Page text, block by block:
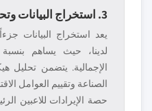
3. استخراج البيانات وتحليل السوق
يعد استخراج البيانات
الإجمالية. يتضمن تحليل
الصناعة وتقييم العوامل
حصة الإيرادات للاعبين